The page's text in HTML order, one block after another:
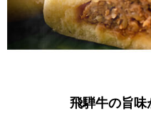
飛騨牛の旨